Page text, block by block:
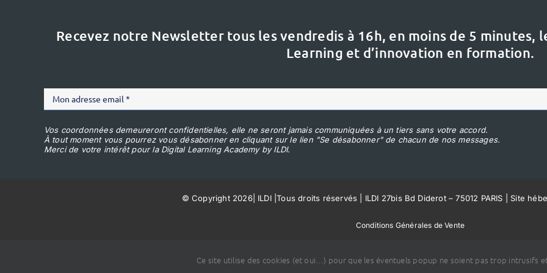
Recevez notre Newsletter tous les vendredis à 16h, en moins de 5 minutes,
Learning et d’innovation en formation.
Vos coordonnées demeureront confidentielles, elle ne seront jamais communiquées à un tiers sans votre accord.
À tout moment vous pourrez vous désabonner en cliquant sur le lien "Se désabonner" de chacun de nos messages.
Merci de votre intérêt pour la Digital Learning Academy by ILDI.
© Copyright 2026| ILDI|Tous droits réservés | ILDI 27bis Bd Diderot – 75012 PARIS | Site
Conditions Générales de Vente
Ce site utilise des cookies (et oui…) pour que les éventuels popup ne soient pas trop intrusifs